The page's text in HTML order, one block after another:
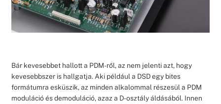
Bár kevesebbet hallott a PDM-ről, az nem jelenti azt, hogy
kevesebbszer is hallgatja. Aki például a DSD egy bites
formátumra esküszik, az minden alkalommal részesül a PDM
moduláció és demoduláció, azaz a D-osztály áldásából. Innen